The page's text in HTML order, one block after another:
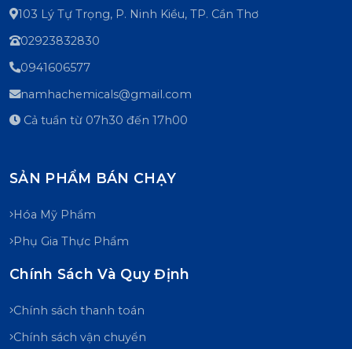
103 Lý Tự Trọng, P. Ninh Kiều, TP. Cần Thơ
02923832830
0941606577
namhachemicals@gmail.com
Cả tuần từ 07h30 đến 17h00
SẢN PHẨM BÁN CHẠY
Hóa Mỹ Phẩm
Phụ Gia Thực Phẩm
Chính Sách Và Quy Định
Chính sách thanh toán
Chính sách vận chuyển